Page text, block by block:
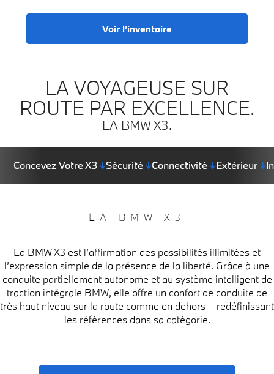
Voir l’inventaire
LA VOYAGEUSE SUR
ROUTE PAR EXCELLENCE.
LA BMW X3.
Concevez Votre X3 ↓Sécurité ↓Connectivité ↓Extérieur ↓
LA BMW X3
La BMW X3 est l’affirmation des possibilités illimitées et
l’expression simple de la présence de la liberté. Grâce à une
conduite partiellement autonome et au système intelligent de
traction intégrale BMW, elle offre un confort de conduite de
très haut niveau sur la route comme en dehors – redéfinissant
les références dans sa catégorie.